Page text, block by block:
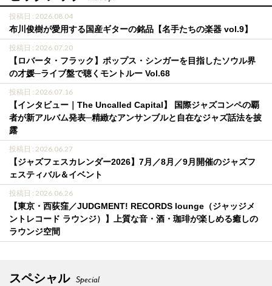
投稿日 : 2026.08.04
布川俊樹が愛用する国産ギターの銘品【名手たちの楽器 vol.9】
投稿日 : 2026.07.20
【ロバータ・フラック】ポップス・シンガーを目指したソウル界
の才媛─ライブ盤で聴くモントルー Vol.68
投稿日 : 2026.07.16
【インタビュー｜The Uncalled Capital】 国際ジャズコンペの覇
者が新アルバム発表─精緻なアンサンブルと自在なジャズ話法を披
露
投稿日 : 2026.06.27
【ジャズフェスカレンダー2026】7月／8月／9月開催のジャズフ
ェスティバル＆イベント
投稿日 : 2026.06.26
【東京・西荻窪／JUDGMENT! RECORDS lounge（ジャッジメ
ントレコード ラウンジ）】上質な音・酒・珈琲が楽しめる癒しの
ラウンジ空間
スペシャル Special